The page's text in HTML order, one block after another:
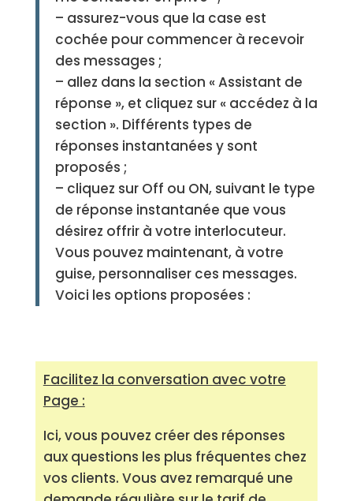
– assurez-vous que la case est
cochée pour commencer à recevoir
des messages ;
– allez dans la section « Assistant de
réponse », et cliquez sur « accédez à la
section ». Différents types de
réponses instantanées y sont
proposés ;
– cliquez sur Off ou ON, suivant le type
de réponse instantanée que vous
désirez offrir à votre interlocuteur.
Vous pouvez maintenant, à votre
guise, personnaliser ces messages.
Voici les options proposées :
Facilitez la conversation avec votre
Page :
Ici, vous pouvez créer des réponses
aux questions les plus fréquentes chez
vos clients. Vous avez remarqué une